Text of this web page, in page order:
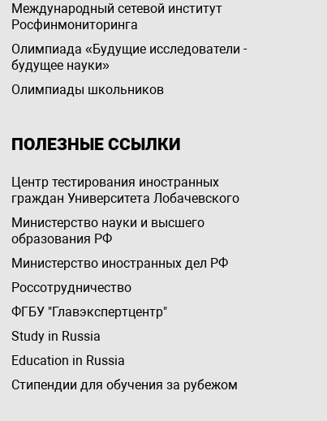
Международный сетевой институт
Росфинмониторинга
Олимпиада «Будущие исследователи -
будущее науки»
Олимпиады школьников
ПОЛЕЗНЫЕ ССЫЛКИ
Центр тестирования иностранных
граждан Университета Лобачевского
Министерство науки и высшего
образования РФ
Министерство иностранных дел РФ
Россотрудничество
ФГБУ "Главэкспертцентр"
Study in Russia
Education in Russia
Стипендии для обучения за рубежом